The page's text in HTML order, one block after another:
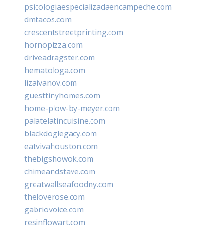
psicologiaespecializadaencampeche.com
dmtacos.com
crescentstreetprinting.com
hornopizza.com
driveadragster.com
hematologa.com
lizaivanov.com
guesttinyhomes.com
home-plow-by-meyer.com
palatelatincuisine.com
blackdoglegacy.com
eatvivahouston.com
thebigshowok.com
chimeandstave.com
greatwallseafoodny.com
theloverose.com
gabriovoice.com
resinflowart.com